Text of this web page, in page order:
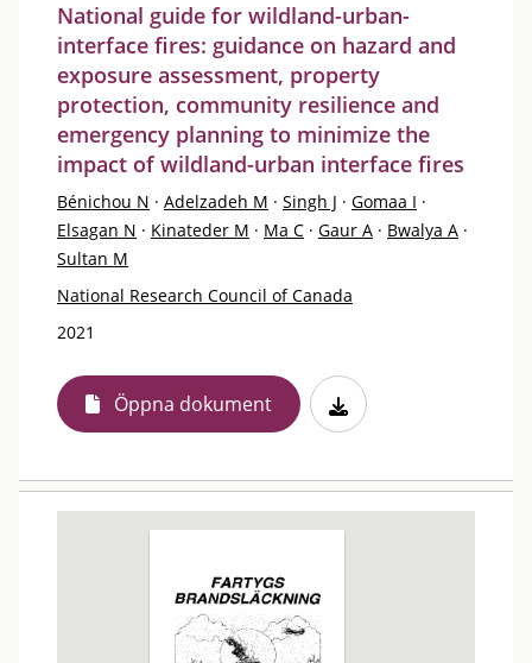
National guide for wildland-urban-
interface fires: guidance on hazard and
exposure assessment, property
protection, community resilience and
emergency planning to minimize the
impact of wildland-urban interface fires
Bénichou N · Adelzadeh M · Singh J · Gomaa I ·
Elsagan N · Kinateder M · Ma C · Gaur A · Bwalya A ·
Sultan M
National Research Council of Canada
2021
Öppna dokument